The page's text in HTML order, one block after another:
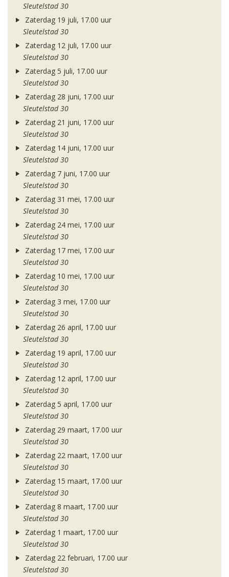
Sleutelstad 30
Zaterdag 19 juli, 17.00 uur
Sleutelstad 30
Zaterdag 12 juli, 17.00 uur
Sleutelstad 30
Zaterdag 5 juli, 17.00 uur
Sleutelstad 30
Zaterdag 28 juni, 17.00 uur
Sleutelstad 30
Zaterdag 21 juni, 17.00 uur
Sleutelstad 30
Zaterdag 14 juni, 17.00 uur
Sleutelstad 30
Zaterdag 7 juni, 17.00 uur
Sleutelstad 30
Zaterdag 31 mei, 17.00 uur
Sleutelstad 30
Zaterdag 24 mei, 17.00 uur
Sleutelstad 30
Zaterdag 17 mei, 17.00 uur
Sleutelstad 30
Zaterdag 10 mei, 17.00 uur
Sleutelstad 30
Zaterdag 3 mei, 17.00 uur
Sleutelstad 30
Zaterdag 26 april, 17.00 uur
Sleutelstad 30
Zaterdag 19 april, 17.00 uur
Sleutelstad 30
Zaterdag 12 april, 17.00 uur
Sleutelstad 30
Zaterdag 5 april, 17.00 uur
Sleutelstad 30
Zaterdag 29 maart, 17.00 uur
Sleutelstad 30
Zaterdag 22 maart, 17.00 uur
Sleutelstad 30
Zaterdag 15 maart, 17.00 uur
Sleutelstad 30
Zaterdag 8 maart, 17.00 uur
Sleutelstad 30
Zaterdag 1 maart, 17.00 uur
Sleutelstad 30
Zaterdag 22 februari, 17.00 uur
Sleutelstad 30